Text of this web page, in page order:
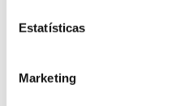
Estatísticas
Marketing
comunidade será
evento público para
como uma atividade